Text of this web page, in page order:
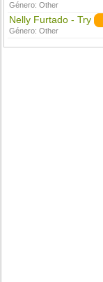
Género:Other
Nelly Furtado - Try
Género:Other